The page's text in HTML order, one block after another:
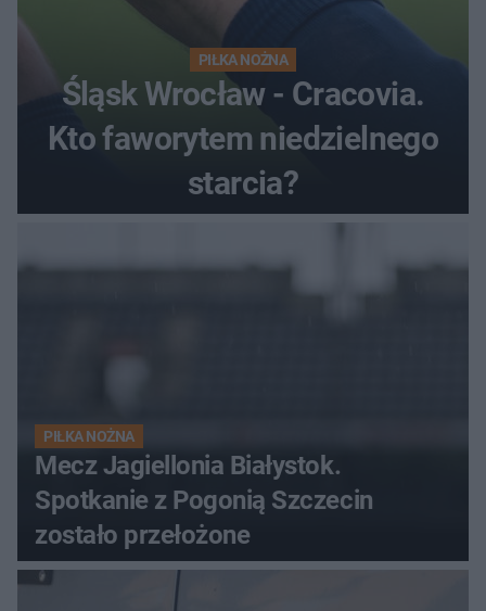
PIŁKA NOŻNA
Śląsk Wrocław - Cracovia.
Kto faworytem niedzielnego
starcia?
PIŁKA NOŻNA
Mecz Jagiellonia Białystok.
Spotkanie z Pogonią Szczecin
zostało przełożone